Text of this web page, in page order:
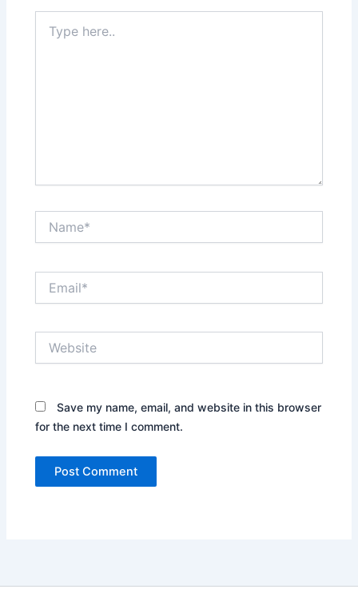
here..
Save my name, email, and website in this browser
for the next time I comment.